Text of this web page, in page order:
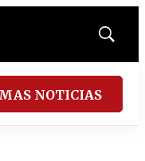
Mostrar
NOTICIAS